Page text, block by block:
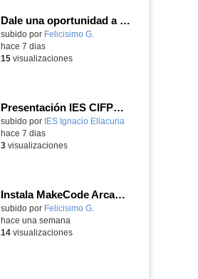
Dale una oportunidad a los Chromebooks y utiliza un proyector para realizar talleres si no tienes pantallas táctiles
Contenido educativo.
subido por Felicisimo G.
hace 7 dias
15visualizaciones
Presentación IES CIFPD Ignacio Ellacuría
Contenido educativo.
subido por IES Ignacio Ellacuria
hace 7 dias
3visualizaciones
Instala MakeCode Arcade para trabajar offline en tu tablet, ordenador, Chromebook
Contenido educativo.
subido por Felicisimo G.
hace una semana
14visualizaciones